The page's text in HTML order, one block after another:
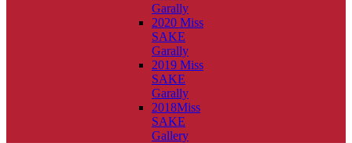
Garally
2020 Miss
SAKE
Garally
2019 Miss
SAKE
Garally
2018Miss
SAKE
Gallery